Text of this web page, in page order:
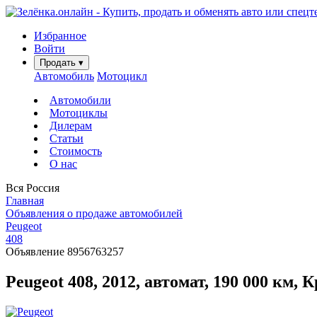
Избранное
Войти
Продать ▾
Автомобиль Мотоцикл
Автомобили
Мотоциклы
Дилерам
Статьи
Стоимость
О нас
Вся Россия
Главная
Объявления о продаже автомобилей
Peugeot
408
Объявление 8956763257
Peugeot 408, 2012, автомат, 190 000 км,